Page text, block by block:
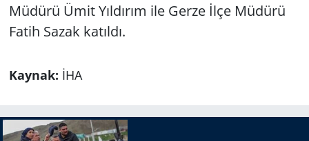
Müdürü Ümit Yıldırım ile Gerze İlçe Müdürü
Fatih Sazak katıldı.
Kaynak: İHA